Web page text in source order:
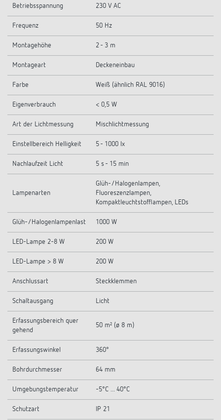
Betriebsspannung 230 V AC
Frequenz 50 Hz
Montagehöhe 2 - 3 m
Montageart Deckeneinbau
Farbe Weiß (ähnlich RAL 9016)
Eigenverbrauch < 0,5 W
Art der Lichtmessung Mischlichtmessung
Einstellbereich Helligkeit 5 - 1000 lx
Nachlaufzeit Licht 5 s - 15 min
Lampenarten
Glüh-/Halogenlampen,
Fluoreszenzlampen,
Kompaktleuchtstofflampen, LEDs
Glüh-/Halogenlampenlast 1000 W
LED-Lampe 2-8 W 200 W
LED-Lampe > 8 W 200 W
Anschlussart Steckklemmen
Schaltausgang Licht
Erfassungsbereich quer
gehend
50 m² (ø 8 m)
Erfassungswinkel 360°
Bohrdurchmesser 64 mm
Umgebungstemperatur -5°C ... 40°C
Schutzart IP 21